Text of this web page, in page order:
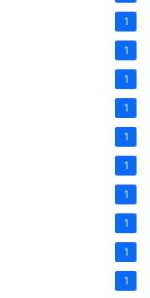
1
1
1
1
1
1
1
1
1
1